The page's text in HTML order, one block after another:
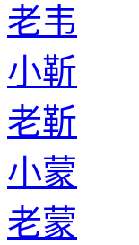
老韦
小靳
老靳
小蒙
老蒙